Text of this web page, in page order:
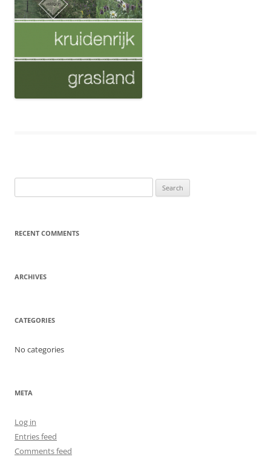
for:
RECENT COMMENTS
ARCHIVES
CATEGORIES
No categories
META
Log in
Entries feed
Comments feed